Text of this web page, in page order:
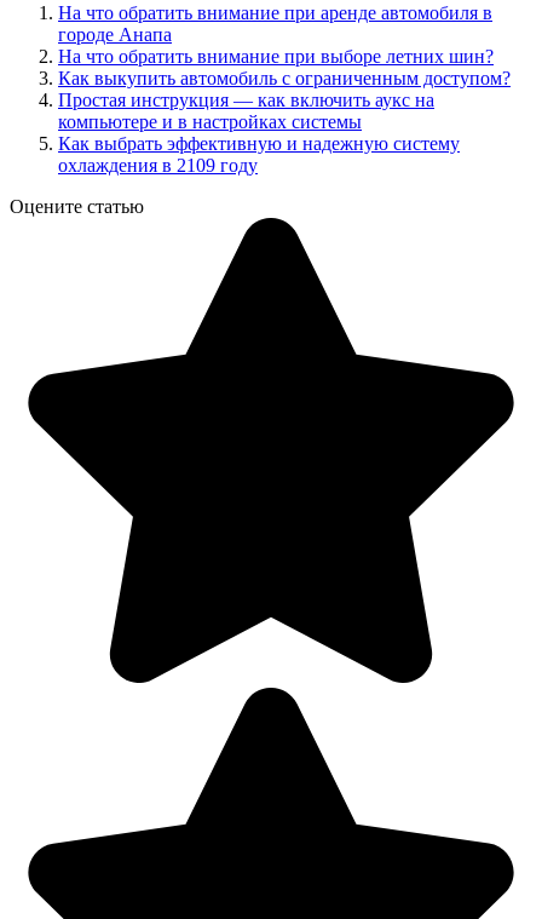
На что обратить внимание при аренде автомобиля в
городе Анапа
На что обратить внимание при выборе летних шин?
Как выкупить автомобиль с ограниченным доступом?
Простая инструкция — как включить аукс на
компьютере и в настройках системы
Как выбрать эффективную и надежную систему
охлаждения в 2109 году
Оцените статью